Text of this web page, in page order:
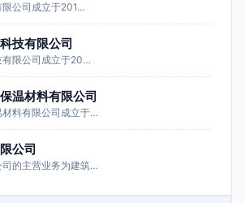
公司成立于201…
技有限公司
有限公司成立于20…
温材料有限公司
料有限公司成立于…
公司
的主营业务为建筑…